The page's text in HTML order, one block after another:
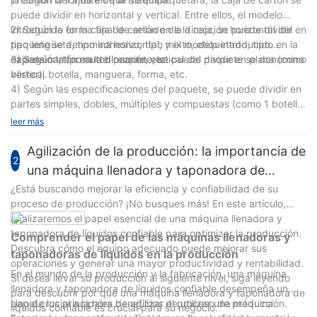
puede dividir en horizontal y vertical. Entre ellos, el modelo
introducido en la caja de cartón en la dirección horizontal del
paquete se denomina horizontal, y el modelo introducido en la
caja de cartón en la dirección vertical del paquete se denomina
vertical.
2) Según la forma final de sellado de la caja, se puede dividir en
tipo lengüeta, tipo adhesivo, tipo mixto, etiquetado, tipo
expansión, tipo autoblocante, etc.
3) Según la forma del paquete, se puede dividir en placa (como
blister), botella, manguera, forma, etc.
4) Según las especificaciones del paquete, se puede dividir en
partes simples, dobles, múltiples y compuestas (como 1 botella
de antibiótico, aguja en polvo + 1 ampolla de aguja para agua).
leer más
2
Agilización de la producción: la importancia de
una máquina llenadora y taponadora de
líquidos confiable
¿Está buscando mejorar la eficiencia y confiabilidad de su
proceso de producción? ¡No busques más! En este artículo,
analizaremos el papel esencial de una máquina llenadora y
taponadora de líquidos confiable para optimizar la producción.
Descubra cómo el equipo adecuado puede mejorar sus
operaciones y generar una mayor productividad y rentabilidad.
Si desea llevar su producción al siguiente nivel, siga leyendo
para descubrir por qué una máquina llenadora y taponadora de
líquidos confiable es crucial para su negocio.
Comprender el papel de las máquinas llenadoras y
taponadoras de líquidos en la producción
En el mundo de la producción y la fabricación, una máquina
llenadora y taponadora de líquidos confiable desempeña un
papel crucial a la hora de agilizar el proceso de producción.
Uno de los principales beneficios de utilizar una máquina